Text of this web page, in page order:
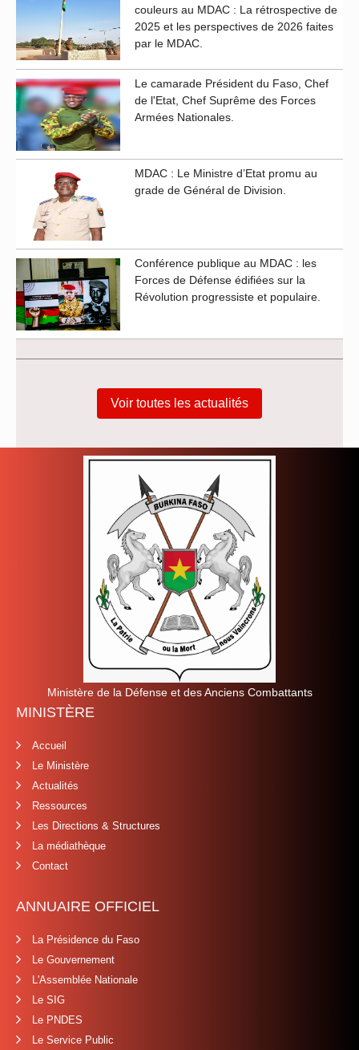
couleurs au MDAC : La rétrospective de
2025 et les perspectives de 2026 faites
par le MDAC.
Le camarade Président du Faso, Chef
de l'Etat, Chef Suprême des Forces
Armées Nationales.
MDAC : Le Ministre d’Etat promu au
grade de Général de Division.
Conférence publique au MDAC : les
Forces de Défense édifiées sur la
Révolution progressiste et populaire.
Voir toutes les actualités
Ministère de la Défense et des Anciens Combattants
MINISTÈRE
Accueil
Le Ministère
Actualités
Ressources
Les Directions & Structures
La médiathèque
Contact
ANNUAIRE OFFICIEL
La Présidence du Faso
Le Gouvernement
L'Assemblée Nationale
Le SIG
Le PNDES
Le Service Public